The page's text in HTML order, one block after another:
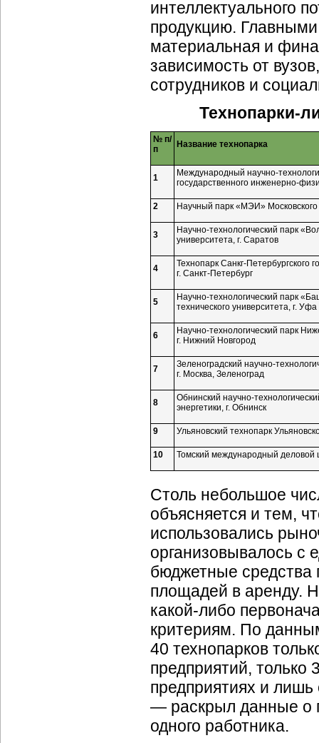
интеллектуального
продукцию.
материальная и
зависимость от
сотрудников и
Технопарки-
№ п/
п
Название технопарка
1 Международный научно-
государственного инженерно-
2 Научный парк «МЭИ» Московского
3 Научно-технологический парк
университета, г. Саратов
4 Технопарк Санкг-Петербургского
г. Санкт-Петербург
5 Научно-технологический парк
технического университета, г. Уфа
6 Научно-технологический парк
г. Нижний Новгород
7 Зеленоградский научно-
г. Москва, Зеленоград
8 Обнинский научно-
энергетики, г. Обнинск
9 Ульяновский технопарк
10 Томский международный деловой
Столь небольшое
объясняется и тем,
использовались
организовывалось с
бюджетные средства
площадей в аренду.
какой-либо
критериям. По
40 технопарков
предприятий,
предприятиях и
— раскрыл данные о
одного работника.